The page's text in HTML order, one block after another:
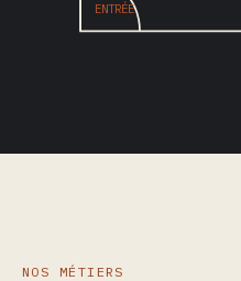
ENTRÉE
NOS MÉTIERS